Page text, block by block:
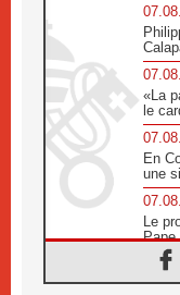
«La
le
En
une
Le
Pape
1ère